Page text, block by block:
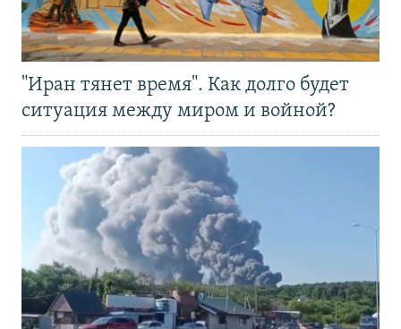
"Иран тянет время". Как долго будет
ситуация между миром и войной?